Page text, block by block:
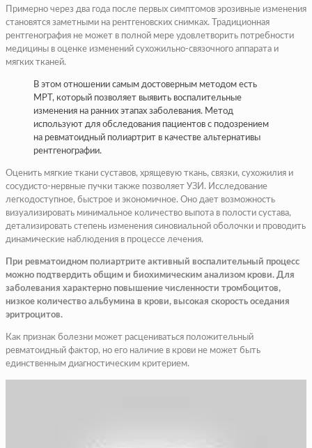
Примерно через два года после первых симптомов эрозивные изменения
становятся заметными на рентгеновских снимках. Традиционная
рентгенография не может в полной мере удовлетворить потребности
медицины в оценке изменений сухожильно-связочного аппарата и
мягких тканей.
В этом отношении самым достоверным методом есть
МРТ, который позволяет выявить воспалительные
изменения на ранних этапах заболевания. Метод
используют для обследования пациентов с подозрением
на ревматоидный полиартрит в качестве альтернативы
рентгенографии.
Оценить мягкие ткани суставов, хрящевую ткань, связки, сухожилия и
сосудисто-нервные пучки также позволяет УЗИ. Исследование
легкодоступное, быстрое и экономичное. Оно дает возможность
визуализировать минимальное количество выпота в полости сустава,
детализировать степень изменения синовиальной оболочки и проводить
динамические наблюдения в процессе лечения.
При ревматоидном полиартрите активный воспалительный процесс
можно подтвердить общим и биохимическим анализом крови. Для
заболевания характерно повышение численности тромбоцитов,
низкое количество альбумина в крови, высокая скорость оседания
эритроцитов.
Как признак болезни может расцениваться положительный
ревматоидный фактор, но его наличие в крови не может быть
единственным диагностическим критерием.